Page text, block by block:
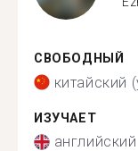
СВОБОДНЫЙ
китайский
ИЗУЧАЕТ
английский